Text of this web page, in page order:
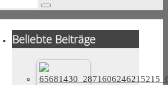
Suchen
Beliebte Beiträge